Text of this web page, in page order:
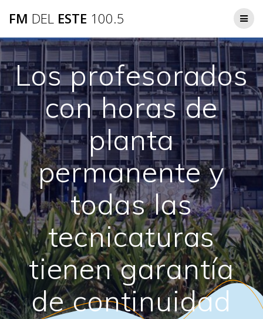
FM DEL ESTE 100.5
Los profesorados
con horas de
planta
permanente y
todas las
tecnicaturas
tienen garantía
de continuidad